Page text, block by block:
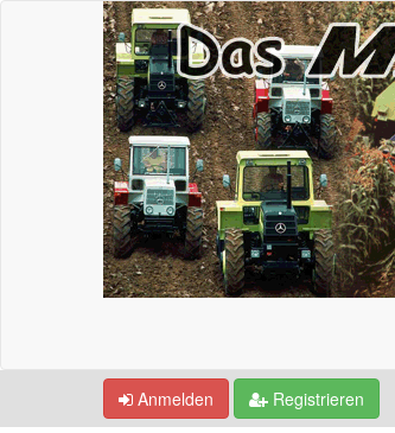
Anmelden Registrieren